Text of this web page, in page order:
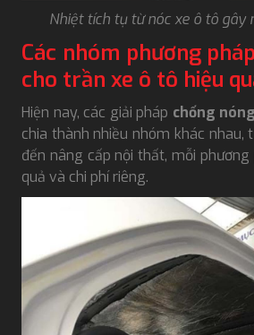
Nhiệt tích tụ từ nóc xe ô tô gây
Các nhóm phương
cho trần xe ô tô hiệu
Hiện nay, các giải pháp chống
chia thành nhiều nhóm khác nhau,
đến nâng cấp nội thất, mỗi
quả và chi phí riêng.